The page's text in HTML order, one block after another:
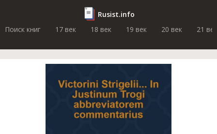
Rusist.info
Поиск книг
17 век 18 век 19 век 20 век 21 век